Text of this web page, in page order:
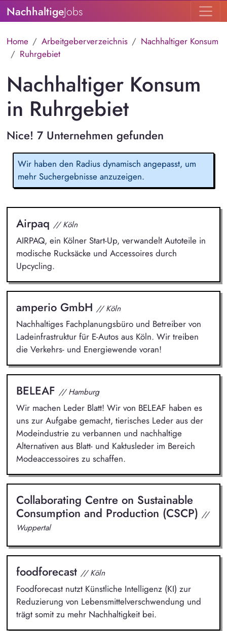
NachhaltigeJobs
Home Arbeitgeberverzeichnis
Nachhaltiger Konsum
Ruhrgebiet
Nachhaltiger Konsum
in Ruhrgebiet
Nice! 7 Unternehmen gefunden
Wir haben den Radius dynamisch angepasst, um
mehr Suchergebnisse anzuzeigen.
Airpaq // Köln
AIRPAQ, ein Kölner Start-Up, verwandelt Autoteile in
modische Rucksäcke und Accessoires durch
Upcycling.
amperio GmbH // Köln
Nachhaltiges Fachplanungsbüro und Betreiber von
Ladeinfrastruktur für E-Autos aus Köln. Wir treiben
die Verkehrs- und Energiewende voran!
BELEAF // Hamburg
Wir machen Leder Blatt! Wir von BELEAF haben es
uns zur Aufgabe gemacht, tierisches Leder aus der
Modeindustrie zu verbannen und nachhaltige
Alternativen aus Blatt- und Kaktusleder im Bereich
Modeaccessoires zu schaffen.
Collaborating Centre on Sustainable
Consumption and Production (CSCP) //
Wuppertal
foodforecast // Köln
Foodforecast nutzt Künstliche Intelligenz (KI) zur
Reduzierung von Lebensmittelverschwendung und
trägt somit zu mehr Nachhaltigkeit bei.